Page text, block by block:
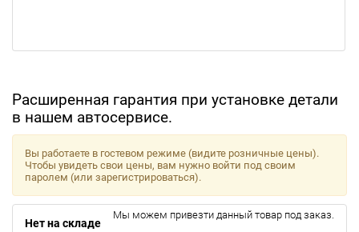
Расширенная гарантия при установке детали
в нашем автосервисе.
Вы работаете в гостевом режиме (видите розничные цены).
Чтобы увидеть свои цены, вам нужно войти под своим
паролем (или зарегистрироваться).
Нет на складе
Мы можем привезти данный товар под заказ.